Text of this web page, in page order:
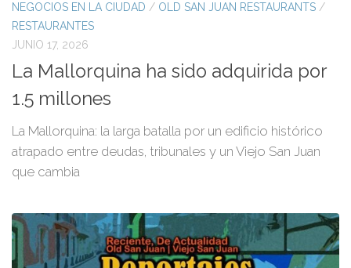
NEGOCIOS EN LA CIUDAD / OLD SAN JUAN RESTAURANTS /
RESTAURANTES
JUNIO 17, 2026
La Mallorquina ha sido adquirida por
1.5 millones
La Mallorquina: la larga batalla por un edificio histórico
atrapado entre deudas, tribunales y un Viejo San Juan
que cambia